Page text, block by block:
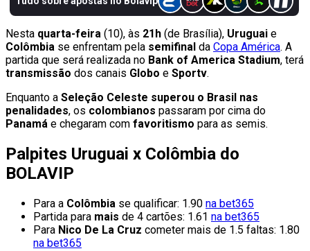
Nesta quarta-feira (10), às 21h (de Brasília), Uruguai e
Colômbia se enfrentam pela semifinal da Copa América. A
partida que será realizada no Bank of America Stadium, terá
transmissão dos canais Globo e Sportv.
Enquanto a Seleção Celeste superou o Brasil nas
penalidades, os colombianos passaram por cima do
Panamá e chegaram com favoritismo para as semis.
Palpites Uruguai x Colômbia do
BOLAVIP
Para a Colômbia se qualificar: 1.90 na bet365
Partida para mais de 4 cartões: 1.61 na bet365
Para Nico De La Cruz cometer mais de 1.5 faltas: 1.80
na bet365